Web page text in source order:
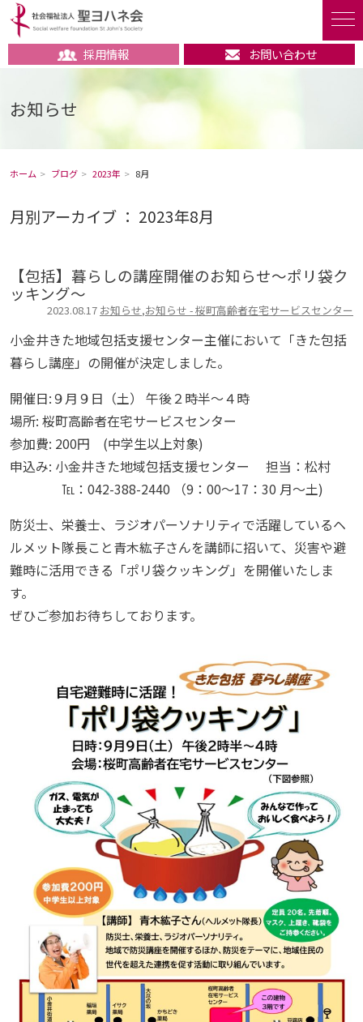
採用情報 お問い合わせ
お知らせ
ホーム ブログ 2023年 8月
月別アーカイブ ： 2023年8月
【包括】暮らしの講座開催のお知らせ～ポリ袋ク
ッキング～
2023.08.17 お知らせ,お知らせ - 桜町高齢者在宅サービスセンター
小金井きた地域包括支援センター主催において「きた包括
暮らし講座」の開催が決定しました。
開催日:９月９日（土） 午後２時半～４時
場所: 桜町高齢者在宅サービスセンター
参加費: 200円 (中学生以上対象)
申込み: 小金井きた地域包括支援センター 担当：松村
℡：042-388-2440 （9：00～17：30 月～土)
防災士、栄養士、ラジオパーソナリティで活躍しているヘ
ルメット隊長こと青木紘子さんを講師に招いて、災害や避
難時に活用できる「ポリ袋クッキング」を開催いたしま
す。
ぜひご参加お待ちしております。